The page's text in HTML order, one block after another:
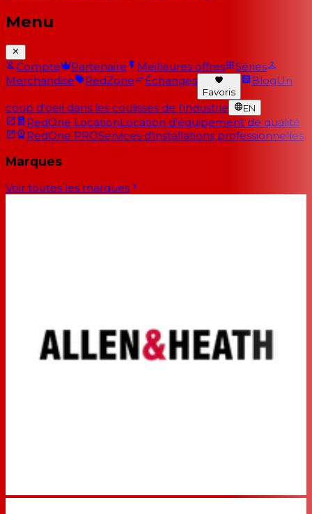
Menu
Compte Partenaire Meilleures offres
Séries
Merchandise
RedZone Échanges
Favoris
BlogUn
coup d'oeil dans les coulisses de l'industrie EN
RedOne LocationLocation d'équipement de qualité
RedOne PROServices d'installations professionnelles
Marques
Voir toutes les marques